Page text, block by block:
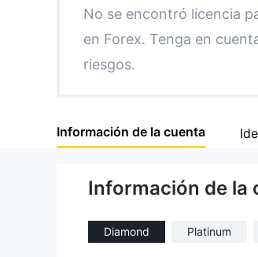
6
7
8
9
4
6
7
8
8
No se encontró licencia
en Forex. Tenga en
riesgos.
Información de la cuenta
Información de la
Diamond Platinum